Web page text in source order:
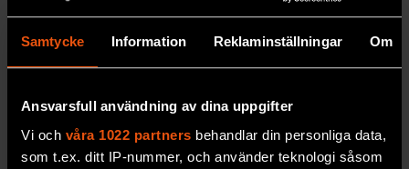
Samtycke Information Reklaminställningar Om
Ansvarsfull användning av dina uppgifter
Vi och våra 1022 partners behandlar din personliga data,
som t.ex. ditt IP-nummer, och använder teknologi såsom
Tisdag 13 oktober19:00. Krångel, stelbenthet
och onödiga regler – eller rättsstatens